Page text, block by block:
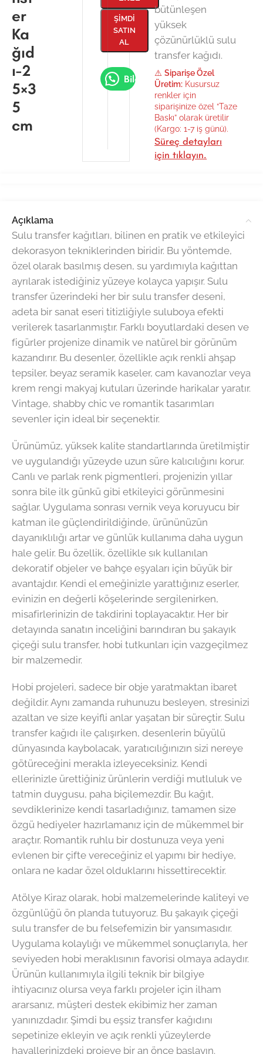
er
Ka
ğıd
ı-2
5×3
5
cm
ŞIMDI
SATIN
AL
Bilgi Al
bütünleşen
yüksek
çözünürlüklü sulu
transfer kağıdı.
⚠️Siparişe Özel
Üretim: Kusursuz
renkler için
siparişinize özel “Taze
Baskı” olarak üretilir
(Kargo: 1-7 iş günü).
Süreç detayları
için tıklayın.
Açıklama
Sulu transfer kağıtları, bilinen en pratik ve etkileyici
dekorasyon tekniklerinden biridir. Bu yöntemde,
özel olarak basılmış desen, su yardımıyla kağıttan
ayrılarak istediğiniz yüzeye kolayca yapışır. Sulu
transfer üzerindeki her bir sulu transfer deseni,
adeta bir sanat eseri titizliğiyle suluboya efekti
verilerek tasarlanmıştır. Farklı boyutlardaki desen ve
figürler projenize dinamik ve natürel bir görünüm
kazandırır. Bu desenler, özellikle açık renkli ahşap
tepsiler, beyaz seramik kaseler, cam kavanozlar veya
krem rengi makyaj kutuları üzerinde harikalar yaratır.
Vintage, shabby chic ve romantik tasarımları
sevenler için ideal bir seçenektir.
Ürünümüz, yüksek kalite standartlarında üretilmiştir
ve uygulandığı yüzeyde uzun süre kalıcılığını korur.
Canlı ve parlak renk pigmentleri, projenizin yıllar
sonra bile ilk günkü gibi etkileyici görünmesini
sağlar. Uygulama sonrası vernik veya koruyucu bir
katman ile güçlendirildiğinde, ürününüzün
dayanıklılığı artar ve günlük kullanıma daha uygun
hale gelir. Bu özellik, özellikle sık kullanılan
dekoratif objeler ve bahçe eşyaları için büyük bir
avantajdır. Kendi el emeğinizle yarattığınız eserler,
evinizin en değerli köşelerinde sergilenirken,
misafirlerinizin de takdirini toplayacaktır. Her bir
detayında sanatın inceliğini barındıran bu şakayık
çiçeği sulu transfer, hobi tutkunları için vazgeçilmez
bir malzemedir.
Hobi projeleri, sadece bir obje yaratmaktan ibaret
değildir. Aynı zamanda ruhunuzu besleyen, stresinizi
azaltan ve size keyifli anlar yaşatan bir süreçtir. Sulu
transfer kağıdı ile çalışırken, desenlerin büyülü
dünyasında kaybolacak, yaratıcılığınızın sizi nereye
götüreceğini merakla izleyeceksiniz. Kendi
ellerinizle ürettiğiniz ürünlerin verdiği mutluluk ve
tatmin duygusu, paha biçilemezdir. Bu kağıt,
sevdiklerinize kendi tasarladığınız, tamamen size
özgü hediyeler hazırlamanız için de mükemmel bir
araçtır. Romantik ruhlu bir dostunuza veya yeni
evlenen bir çifte vereceğiniz el yapımı bir hediye,
onlara ne kadar özel olduklarını hissettirecektir.
Atölye Kiraz olarak, hobi malzemelerinde kaliteyi ve
özgünlüğü ön planda tutuyoruz. Bu şakayık çiçeği
sulu transfer de bu felsefemizin bir yansımasıdır.
Uygulama kolaylığı ve mükemmel sonuçlarıyla, her
seviyeden hobi meraklısının favorisi olmaya adaydır.
Ürünün kullanımıyla ilgili teknik bir bilgiye
ihtiyacınız olursa veya farklı projeler için ilham
ararsanız, müşteri destek ekibimiz her zaman
yanınızdadır. Şimdi bu eşsiz transfer kağıdını
sepetinize ekleyin ve açık renkli yüzeylerde
hayallerinizdeki projeye bir an önce başlayın.